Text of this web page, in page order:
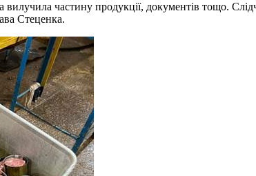
частину продукції, документів тощо.
Стеценка.